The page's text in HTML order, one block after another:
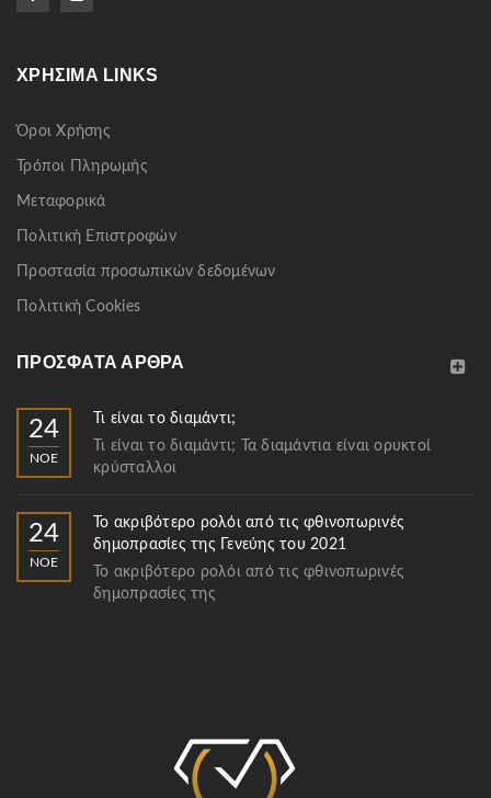
ΧΡΉΣΙΜΑ LINKS
Όροι Χρήσης
Τρόποι Πληρωμής
Μεταφορικά
Πολιτική Επιστροφών
Προστασία προσωπικών δεδομένων
Πολιτική Cookies
ΠΡΌΣΦΑΤΑ ΆΡΘΡΑ
24
ΝΟΈ
Τι είναι το διαμάντι;
Τι είναι το διαμάντι; Τα διαμάντια είναι ορυκτοί
κρύσταλλοι
24
ΝΟΈ
Το ακριβότερο ρολόι από τις φθινοπωρινές
δημοπρασίες της Γενεύης του 2021
Το ακριβότερο ρολόι από τις φθινοπωρινές
δημοπρασίες της